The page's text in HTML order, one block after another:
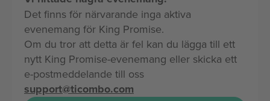
Det finns för närvarande inga aktiva
evenemang för King Promise.
Om du tror att detta är fel kan du lägga till ett
nytt King Promise-evenemang eller skicka ett
e-postmeddelande till oss
support@ticombo.com